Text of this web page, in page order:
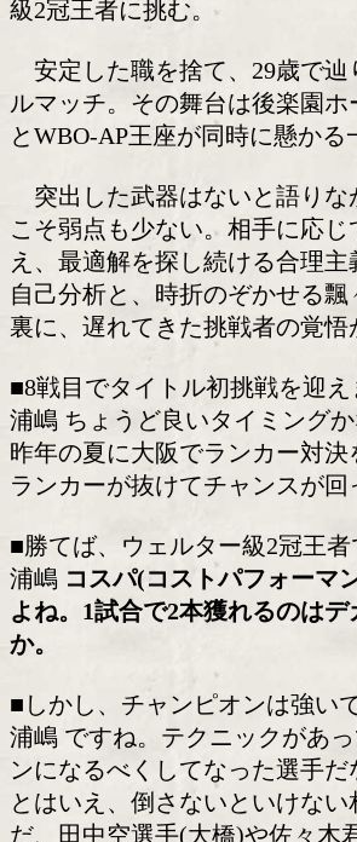
クスバトル 152」で、日
のセムジュ・デビッド
アマチュアでは79戦55
だが、プロボクサーへの
2023年3月にプロデビュ
級2冠王者に挑む。
ルマッチ。その舞台は後
とWBO-AP王座が同時に
こそ弱点も少ない。相手
え、最適解を探し続ける
自己分析と、時折のぞか
裏に、遅れてきた挑戦者
■8戦目でタイトル初挑戦
浦嶋 ちょうど良いタイミ
昨年の夏に大阪でランカ